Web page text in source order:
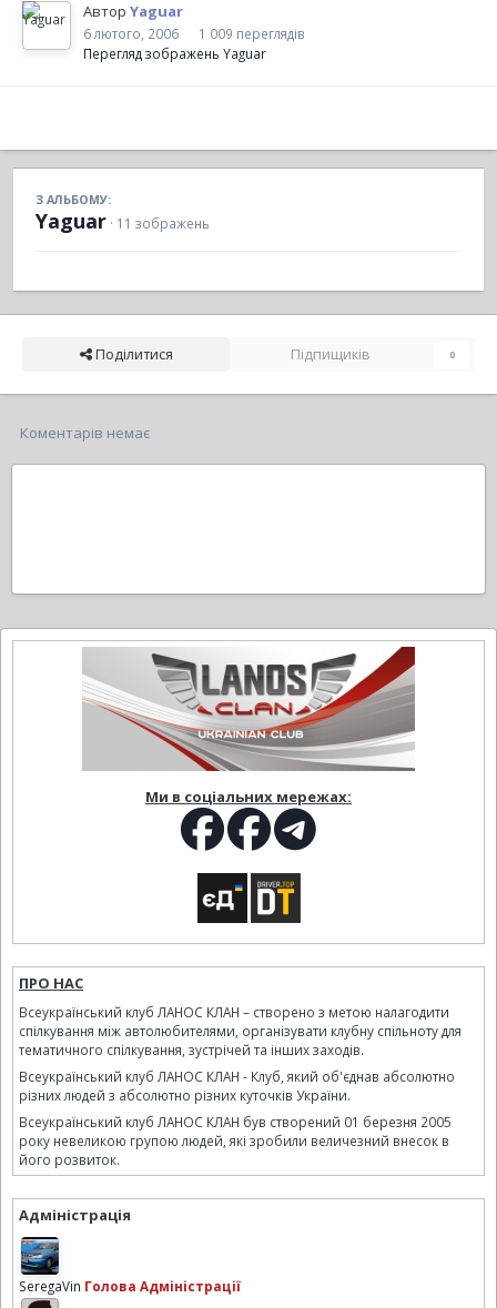
Автор Yaguar
6 лютого, 2006
1 009 переглядів
Перегляд зображень Yaguar
З АЛЬБОМУ:
Yaguar · 11 зображень
Поділитися Підпищиків 0
Коментарів немає
Ми в соціальних мережах:
ПРО НАС
Всеукраїнський клуб ЛАНОС КЛАН – створено з метою налагодити
спілкування між автолюбителями, організувати клубну спільноту для
тематичного спілкування, зустрічей та інших заходів.
Всеукраїнський клуб ЛАНОС КЛАН - Клуб, який об'єднав абсолютно
різних людей з абсолютно різних куточків України.
Всеукраїнський клуб ЛАНОС КЛАН був створений 01 березня 2005
року невеликою групою людей, які зробили величезний внесок в
його розвиток.
Адміністрація
SeregaVin Голова Адміністрації